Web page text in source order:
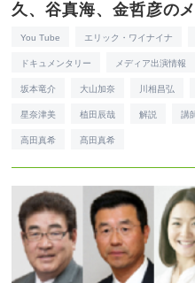
久、谷真海、金哲彦の
You Tube エリック・ワイナイナ
ドキュメンタリー メディア出演情報
坂本竜介 大山加奈 川相昌弘
星奈津美 植田辰哉 解説 講
高田真希 髙田真希